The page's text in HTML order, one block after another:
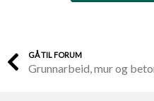
GÅ TIL FORUM
Grunnarbeid, mur og